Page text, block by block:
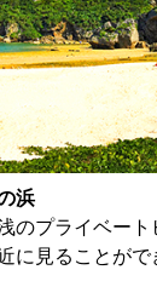
浜
のプライベー
に見ることがで